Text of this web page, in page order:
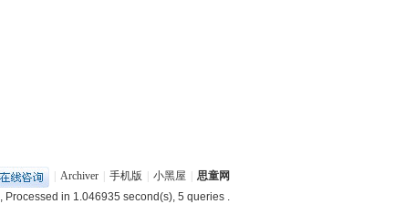
Archiver 手机版 小黑屋
思童网
, Processed in 1.046935 second(s), 5 queries .